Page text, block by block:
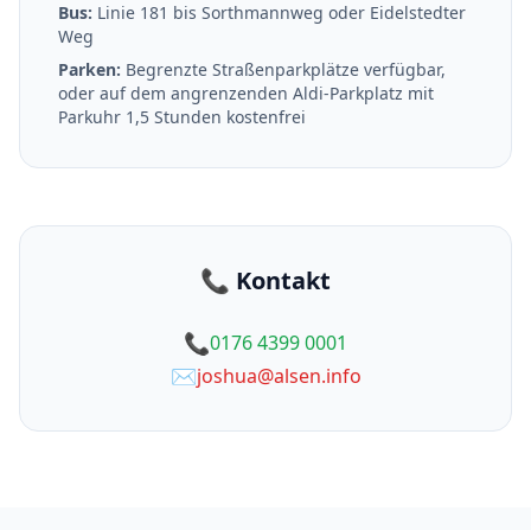
Bus: Linie 181 bis Sorthmannweg oder Eidelstedter
Weg
Parken: Begrenzte Straßenparkplätze verfügbar,
oder auf dem angrenzenden Aldi-Parkplatz mit
Parkuhr 1,5 Stunden kostenfrei
📞 Kontakt
📞0176 4399 0001
✉️joshua@alsen.info